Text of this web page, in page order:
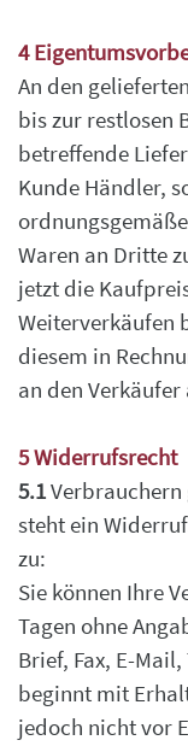
4
An den
bis zur restlosen
betreffende
Kunde Händler,
Waren an Dritte
jetzt die
Weiterverkäufen
diesem in
an den Verkäufer
5 Widerrufsrecht
5.1Verbrauchern
steht ein
zu:
Sie können Ihre
Tagen ohne
Brief, Fax, E-
beginnt mit
jedoch nicht vor